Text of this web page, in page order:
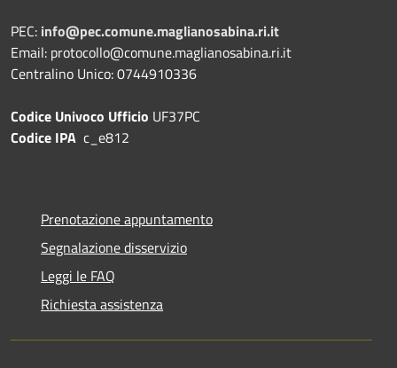
PEC: info@pec.comune.maglianosabina.ri.it
Email: protocollo@comune.maglianosabina.ri.it
Centralino Unico: 0744910336
Codice Univoco Ufficio UF37PC
Codice IPA c_e812
Prenotazione appuntamento
Segnalazione disservizio
Leggi le FAQ
Richiesta assistenza